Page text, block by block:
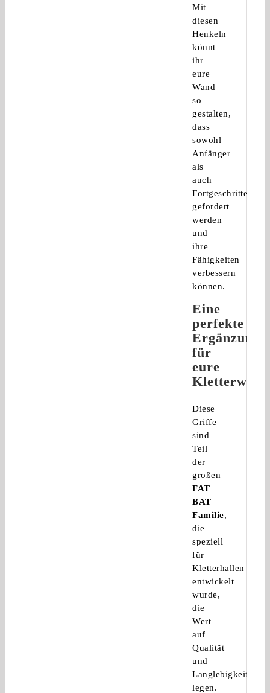
Mit
diesen
Henkeln
könnt
ihr
eure
Wand
so
gestalten,
dass
sowohl
Anfänger
als
auch
Fortgeschrittene
gefordert
werden
und
ihre
Fähigkeiten
verbessern
können.
Eine
perfekte
Ergänzung
für
eure
Kletterwand
Diese
Griffe
sind
Teil
der
großen
FAT
BAT
Familie,
die
speziell
für
Kletterhallen
entwickelt
wurde,
die
Wert
auf
Qualität
und
Langlebigkeit
legen.